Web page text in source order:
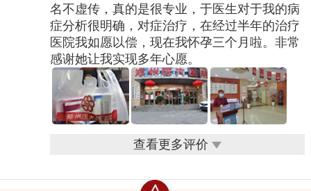
名不虚传，真的是很专业，于医生对于我的病
症分析很明确，对症治疗，在经过半年的治疗
医院我如愿以偿，现在我怀孕三个月啦。非常
感谢她让我实现多年心愿。
查看更多评价